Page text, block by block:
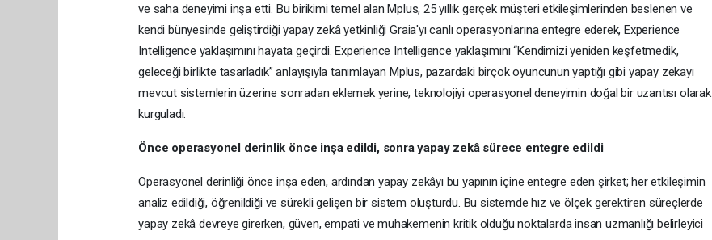
ve saha deneyimi inşa etti. Bu birikimi temel alan Mplus, 25 yıllık gerçek müşteri etkileşimlerinden beslenen ve
kendi bünyesinde geliştirdiği yapay zekâ yetkinliği Graia'yı canlı operasyonlarına entegre ederek, Experience
Intelligence yaklaşımını hayata geçirdi. Experience Intelligence yaklaşımını “Kendimizi yeniden keşfetmedik,
geleceği birlikte tasarladık” anlayışıyla tanımlayan Mplus, pazardaki birçok oyuncunun yaptığı gibi yapay zekayı
mevcut sistemlerin üzerine sonradan eklemek yerine, teknolojiyi operasyonel deneyimin doğal bir uzantısı olarak
kurguladı.
Önce operasyonel derinlik önce inşa edildi, sonra yapay zekâ sürece entegre edildi
Operasyonel derinliği önce inşa eden, ardından yapay zekâyı bu yapının içine entegre eden şirket; her etkileşimin
analiz edildiği, öğrenildiği ve sürekli gelişen bir sistem oluşturdu. Bu sistemde hız ve ölçek gerektiren süreçlerde
yapay zekâ devreye girerken, güven, empati ve muhakemenin kritik olduğu noktalarda insan uzmanlığı belirleyici